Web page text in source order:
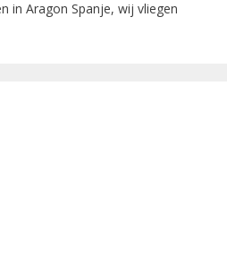
in Aragon Spanje, wij vliegen